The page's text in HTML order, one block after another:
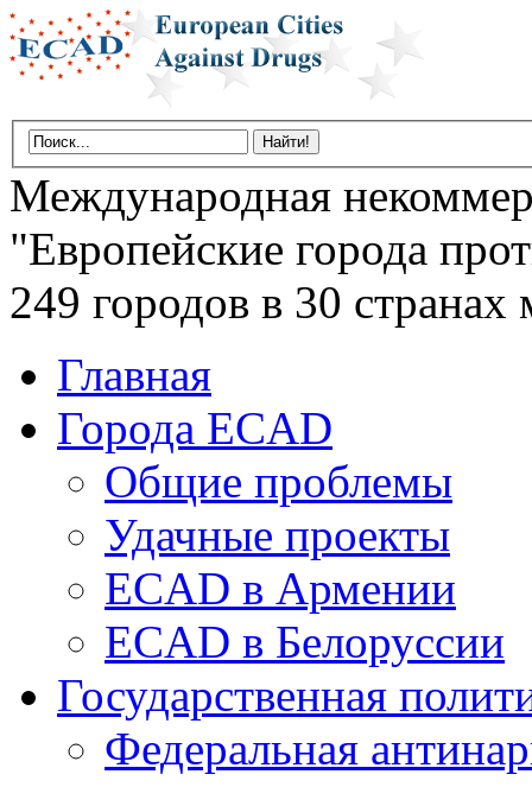
Международная
"Европейские города
249 городов в 30
Главная
Города ECAD
Общие проблемы
Удачные проекты
ECAD в Армении
ECAD в Белоруссии
Государственная
Федеральная